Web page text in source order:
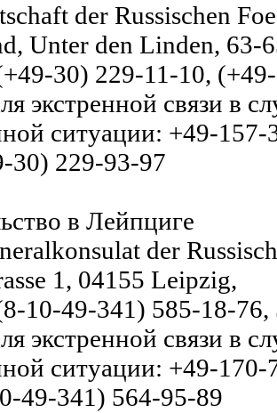
der Russischen
Unter den Linden, 63-
30) 229-11-10,
экстренной связи в
ситуации: +49-157-
30) 229-93-97
в Лейпциге
der
1, 04155 Leipzig,
10-49-341) 585-18-76,
экстренной связи в
ситуации: +49-170-
49-341) 564-95-89